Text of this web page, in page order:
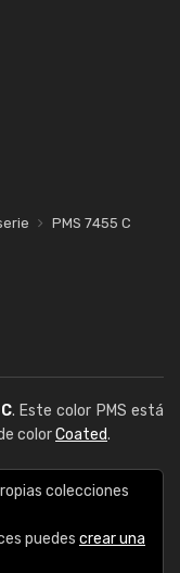
PMS 7455 C
. Este color PMS está
colorCoated.
colecciones
puedes crear una